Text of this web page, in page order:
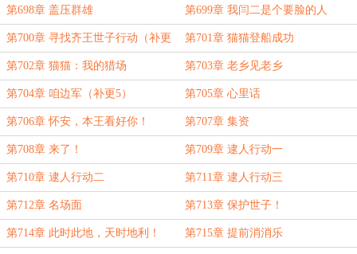
第698章 盖压群雄 第699章 我闫二是个要脸的人
第700章 寻找齐王世子行动（补更
4）
第701章 猫猫登船成功
第702章 猫猫：我的猎场 第703章 老乡见老乡
第704章 咱边军（补更5） 第705章 心里话
第706章 怀安，本王看好你！ 第707章 集资
第708章 来了！ 第709章 逮人行动一
第710章 逮人行动二 第711章 逮人行动三
第712章 名场面 第713章 保护世子！
第714章 此时此地，天时地利！ 第715章 提前消消乐